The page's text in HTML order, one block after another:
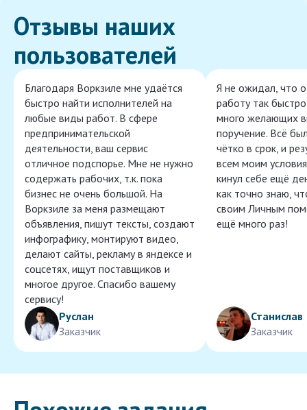
Отзывы наших
пользователей
Благодаря Воркзиле мне удаётся
быстро найти исполнителей на
любые виды работ. В сфере
предпринимательской
деятельности, ваш сервис
отличное подспорье. Мне не нужно
содержать рабочих, т.к. пока
бизнес не очень большой. На
Воркзиле за меня размещают
объявления, пишут тексты, создают
инфографику, монтируют видео,
делают сайты, рекламу в яндексе и
соцсетях, ищут поставщиков и
многое другое. Спасибо вашему
сервису!
Руслан
Заказчик
Я не ожидал, что
работу так
много желающих
поручение. Всё
чётко в срок, и
всем моим
кинул себе ещё
как точно знаю,
своим Личным
ещё много раз!
Станислав
Заказчик